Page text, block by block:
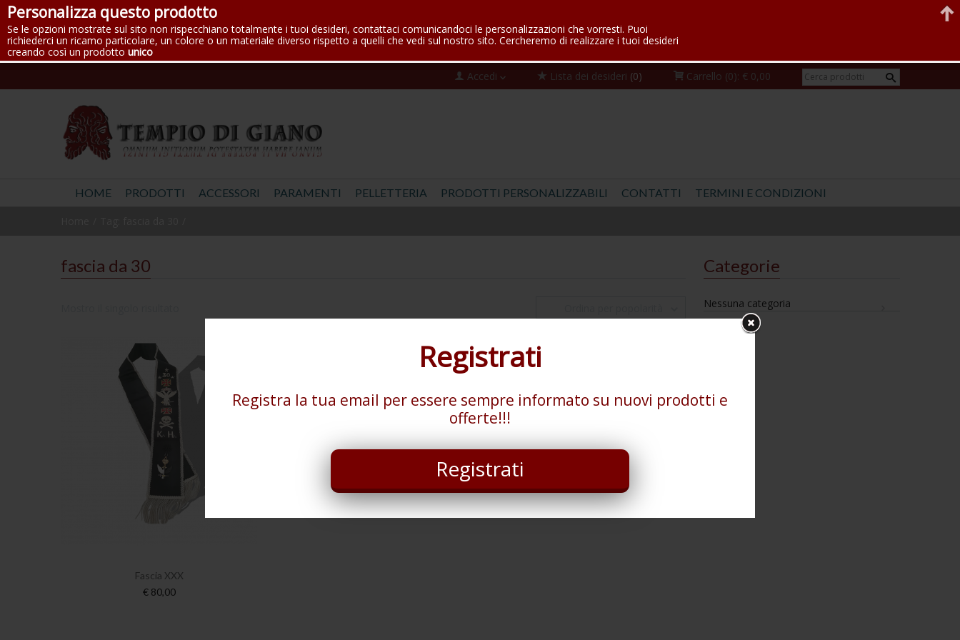
Registrati
Registra la tua email per essere sempre informato su nuovi prodotti e
offerte!!!
Registrati
Accedi Lista dei desideri (0) Carrello (0): € 0,00
HOME PRODOTTI ACCESSORI PARAMENTI PELLETTERIA PRODOTTI PERSONALIZZABILI CONTATTI TERMINI E CONDIZIONI
fascia da 30
Fascia XXX
€ 80,00
Categorie
Nessuna categoria
Personalizza questo prodotto
Se le opzioni mostrate sul sito non rispecchiano totalmente i tuoi desideri, contattaci comunicandoci le personalizzazioni che vorresti. Puoi
richiederci un ricamo particolare, un colore o un materiale diverso rispetto a quelli che vedi sul nostro sito. Cercheremo di realizzare i tuoi desideri
creando così un prodotto unico